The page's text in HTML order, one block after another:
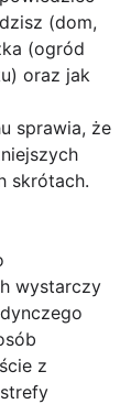
(dom,
(ogród
oraz jak
sprawia, że
skrótach.
wystarczy
z